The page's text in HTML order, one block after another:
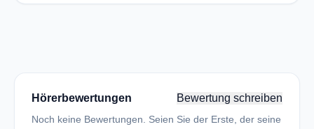
Hörerbewertungen Bewertung schreiben
Noch keine Bewertungen. Seien Sie der Erste, der seine